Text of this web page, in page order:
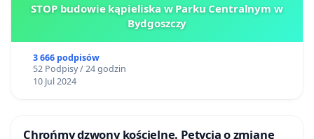
STOP budowie kąpieliska w Parku Centralnym w
Bydgoszczy
3 666 podpisów
52 Podpisy / 24 godzin
10 Jul 2024
Chrońmy dzwony kościelne. Petycja o zmianę